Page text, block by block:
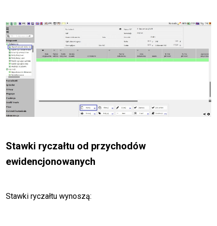
Stawki ryczałtu od przychodów
ewidencjonowanych
Stawki ryczałtu wynoszą: